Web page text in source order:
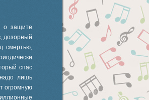
о защите
дозорный
смертью,
спас
лишь
огромную